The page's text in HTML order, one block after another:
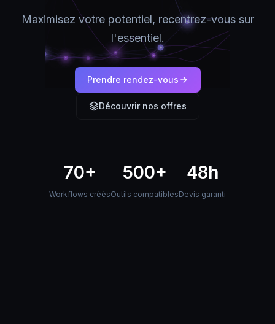
Maximisez votre potentiel, recentrez-vous sur
l'essentiel.
Prendre rendez-vous
Découvrir nos offres
70+
Workflows créés
500+
Outils compatibles
48h
Devis garanti